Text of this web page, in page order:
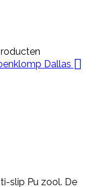

slip Pu zool. De